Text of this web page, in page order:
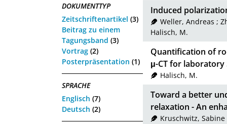
DOKUMENTTYP
Zeitschriftenartikel (3)
Beitrag zu einem
Tagungsband (3)
Vortrag (2)
Posterpräsentation (1)
SPRACHE
Englisch (7)
Deutsch (2)
Induced
Weller, Andreas ;
Halisch, M.
Quantification of
μ-CT for laboratory
Halisch, M.
Toward a better
relaxation - An
Kruschwitz, Sabine